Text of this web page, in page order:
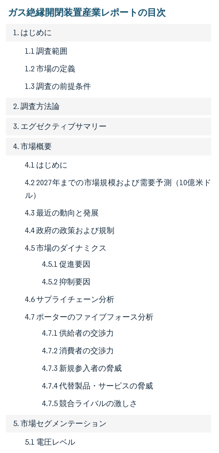
ガス絶縁開閉装置産業レポートの目次
1. はじめに
1.1 調査範囲
1.2 市場の定義
1.3 調査の前提条件
2. 調査方法論
3. エグゼクティブサマリー
4. 市場概要
4.1 はじめに
4.2 2027年までの市場規模および需要予測（10億米ド
ル）
4.3 最近の動向と発展
4.4 政府の政策および規制
4.5 市場のダイナミクス
4.5.1 促進要因
4.5.2 抑制要因
4.6 サプライチェーン分析
4.7 ポーターのファイブフォース分析
4.7.1 供給者の交渉力
4.7.2 消費者の交渉力
4.7.3 新規参入者の脅威
4.7.4 代替製品・サービスの脅威
4.7.5 競合ライバルの激しさ
5. 市場セグメンテーション
5.1 電圧レベル